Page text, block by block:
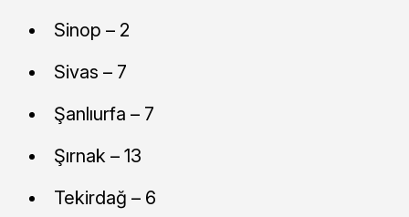
Sinop – 2
Sivas – 7
Şanlıurfa – 7
Şırnak – 13
Tekirdağ – 6